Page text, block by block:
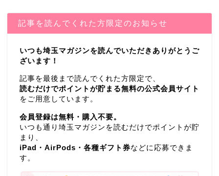
記事を読んでくれた方限定のお知らせ
いつも埼玉マガジンを読んでいただきありがとうご
ざいます！
記事を最後まで読んでくれた方限定で、
読むだけでポイントが貯まる無料の公式会員サイト
をご用意しています。
会員登録は無料・購入不要。
いつも通り埼玉マガジンを読むだけでポイントが貯
まり、
iPad・AirPods・各種ギフト券などに応募できま
す。